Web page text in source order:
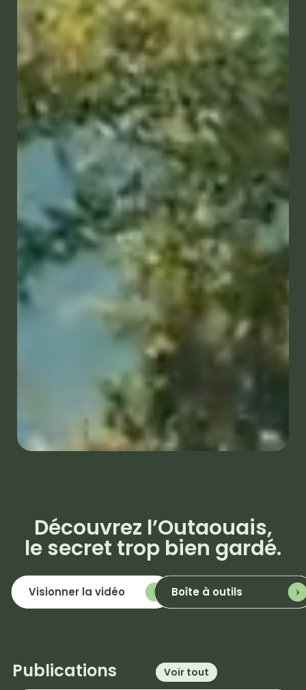
Découvrez l’Outaouais,
le secret trop bien gardé.
Visionner la vidéo Boîte à outils
Publications Voir tout